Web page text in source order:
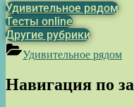
Удивительное рядом
Тесты online
Другие рубрики
Удивительное рядом
Навигация по